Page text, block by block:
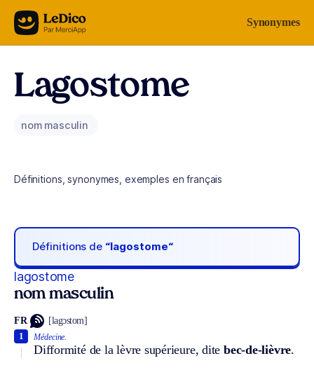
Aller au contenu Synonymes
Lagostome
nom masculin
Définitions, synonymes, exemples en français
Définitions de “lagostome“
lagostome
nom masculin
FR [lagɔstom]
Médecine.
Difformité de la lèvre supérieure, dite bec-de-lièvre.
1